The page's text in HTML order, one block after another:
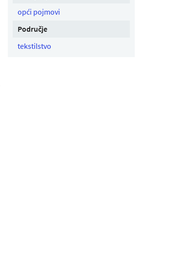
opći pojmovi
Područje
tekstilstvo